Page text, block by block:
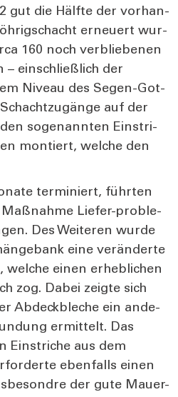
gut die Hälf­te der vor­han­
erneu­ert wur­
160 noch ver­blie­be­nen
– ein­schließ­lich der
Niveau des Segen-Got­
auf der
den soge­nann­ten Ein­stri­
mon­tiert, wel­che den
ter­mi­niert, führ­ten
Maß­nah­me Lie­fer-pro­ble­
Des Wei­te­ren wur­de
eine ver­än­der­te
einen erheb­li­chen
zog. Dabei zeig­te sich
Abdeck­ble­che ein ande­
ermit­telt. Das
Ein­stri­che aus dem
eben­falls einen
der gute Mau­er-